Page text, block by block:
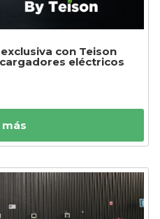
con Teison
eléctricos
más